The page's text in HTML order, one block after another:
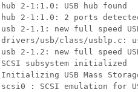
hub 2-1:1.0: USB hub found
hub 2-1:1.0: 2 ports
usb 2-1.1: new full speed
drivers/usb/class/usblp.c:
usb 2-1.2: new full speed
SCSI subsystem initialized
Initializing USB Mass
scsi0 : SCSI emulation for